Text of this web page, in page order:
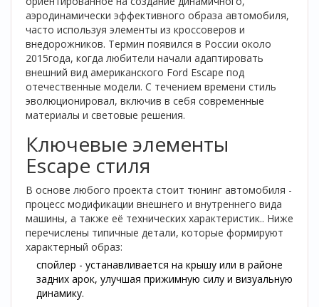
аэродинамически эффективного образа автомобиля,
часто используя элементы из кроссоверов и
внедорожников. Термин появился в России около
2015года, когда любители начали адаптировать
внешний вид американского Ford Escape под
отечественные модели. С течением времени стиль
эволюционировал, включив в себя современные
материалы и световые решения.
Ключевые элементы
Escape стиля
В основе любого проекта стоит тюнинг автомобиля -
процесс модификации внешнего и внутреннего вида
машины, а также её технических характеристик.. Ниже
перечислены типичные детали, которые формируют
характерный образ:
спойлер - устанавливается на крышу или в районе
задних арок, улучшая прижимную силу и визуальную
динамику.